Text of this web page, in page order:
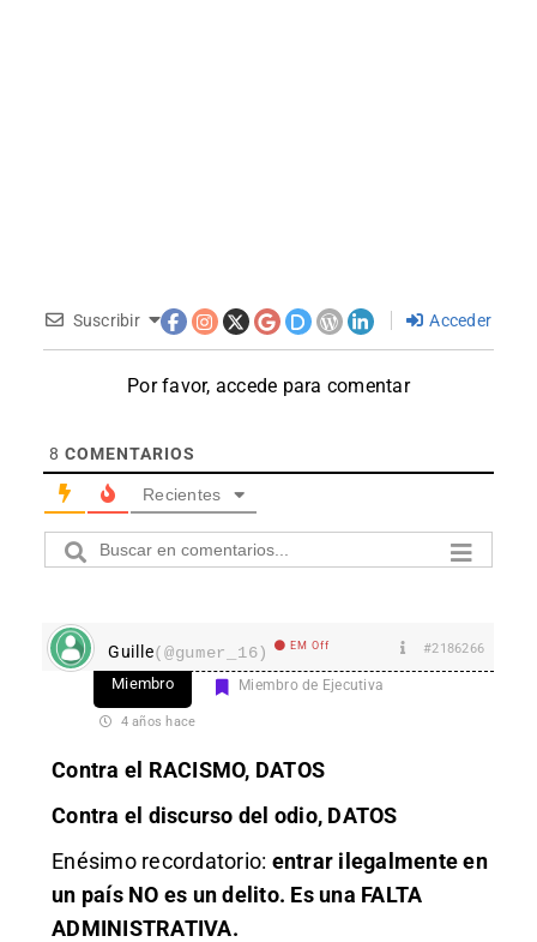
Suscribir Acceder
Por favor, accede para comentar
8 COMENTARIOS
Recientes
Guille(@gumer_16) EM Off #2186266
Miembro Miembro de Ejecutiva
4 años hace
Contra el RACISMO, DATOS
Contra el discurso del odio, DATOS
Enésimo recordatorio: entrar ilegalmente en
un país NO es un delito. Es una FALTA
ADMINISTRATIVA.